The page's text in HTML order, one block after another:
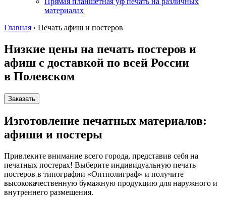
материалах
Главная › Печать афиш и постеров
Низкие цены на печать постеров и
афиш с доставкой по всей России
в Полевском
Заказать
Изготовление печатных материалов:
афиши и постеры
Привлеките внимание всего города, представив себя на
печатных постерах! Выберите индивидуальную печать
постеров в типографии «Оптполиграф» и получите
высококачественную бумажную продукцию для наружного и
внутреннего размещения.